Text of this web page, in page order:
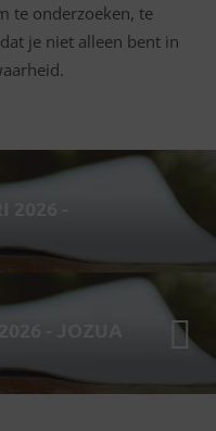
te onderzoeken, te
je niet alleen bent in
2026 -
- JOZUA